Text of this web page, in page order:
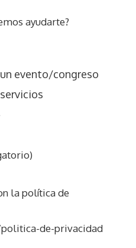
ayudarte?
evento/congreso
la política de
de-privacidad